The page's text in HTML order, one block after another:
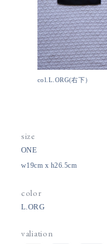
col.L.ORG(右下）
size
ONE
w19cm x h26.5cm
color
L.ORG
valiation